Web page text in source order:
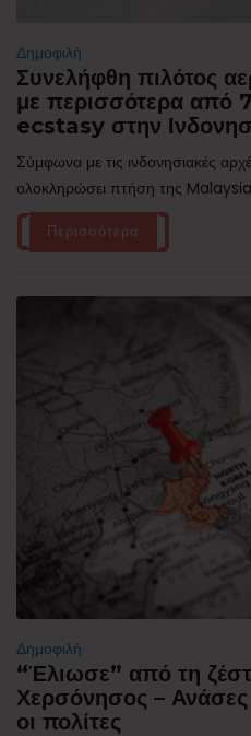
Δημοφιλή
Συνελήφθη πιλότος
με περισσότερα από
ecstasy στην
Σύμφωνα με τις ινδονησιακές
ολοκληρώσει πτήση της
Περισσότερα
Δημοφιλή
“Έλιωσε” από τη
Χερσόνησος – Ανάσες
οι πολίτες